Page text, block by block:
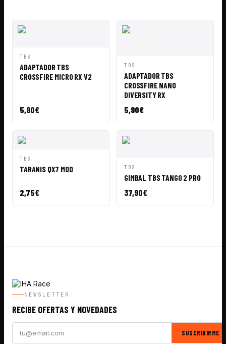
VISTA
TBS
ADAPTADOR TBS
CROSSFIRE MICRO RX V2
5,90€
VISTA
TBS
ADAPTADOR TBS
CROSSFIRE NANO
DIVERSITY RX
5,90€
VISTA
TBS
TARANIS QX7 MOD
2,75€
VISTA
TBS
GIMBAL TBS TANGO 2 PRO
37,90€
NEWSLETTER
RECIBE OFERTAS Y NOVEDADES
SUSCRIBIRME